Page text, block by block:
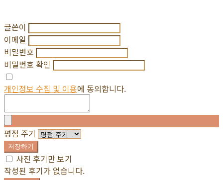
글쓴이
이메일
비밀번호
비밀번호 확인
개인정보 수집 및 이용에 동의합니다.
평점 주기
저장하기
사진 후기만 보기
작성된 후기가 없습니다.